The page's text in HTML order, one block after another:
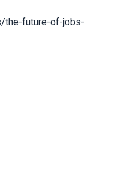
the-future-of-jobs-